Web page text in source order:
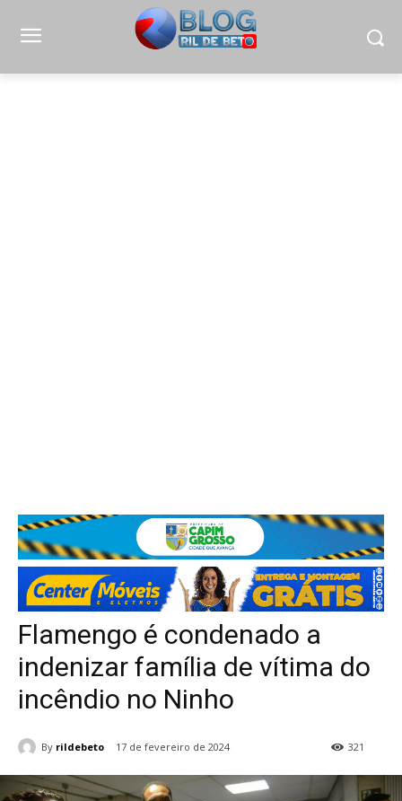
Flamengo é condenado a
indenizar família de vítima do
incêndio no Ninho
By rildebeto 17 de fevereiro de 2024 321